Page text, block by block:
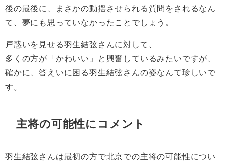
後の最後に、まさかの動揺させられる質問をされるなん
て、夢にも思っていなかったことでしょう。
戸惑いを見せる羽生結弦さんに対して、
多くの方が「かわいい」と興奮しているみたいですが、
確かに、答えいに困る羽生結弦さんの姿なんて珍しいで
す。
主将の可能性にコメント
羽生結弦さんは最初の方で北京での主将の可能性につい